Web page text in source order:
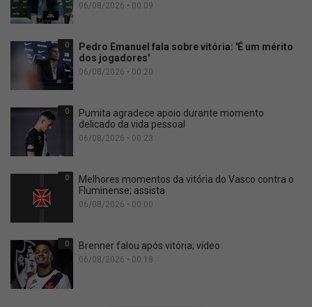
06/08/2026 • 00:09
0
Pedro Emanuel fala sobre vitória: 'É um mérito
dos jogadores'
06/08/2026 • 00:20
0
Pumita agradece apoio durante momento
delicado da vida pessoal
06/08/2026 • 00:23
0
Melhores momentos da vitória do Vasco contra o
Fluminense; assista
06/08/2026 • 00:00
0 Brenner falou após vitória; vídeo
06/08/2026 • 00:18